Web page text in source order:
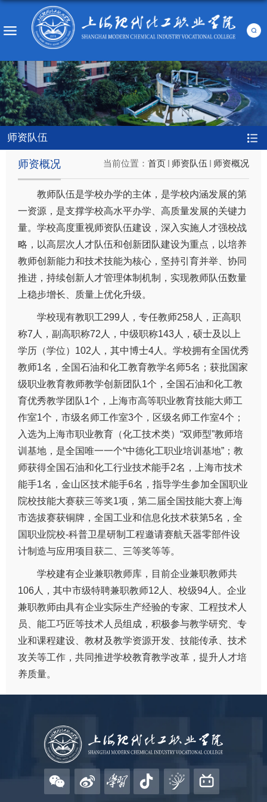
师资队伍
当前位置： 首页 师资队伍 师资概况
师资概况
教师队伍是学校办学的主体，是学校内涵发展的第
一资源，是支撑学校高水平办学、高质量发展的关键力
量。学校高度重视师资队伍建设，深入实施人才强校战
略，以高层次人才队伍和创新团队建设为重点，以培养
教师创新能力和技术技能为核心，坚持引育并举、协同
推进，持续创新人才管理体制机制，实现教师队伍数量
上稳步增长、质量上优化升级。
学校现有教职工299人，专任教师258人，正高职
称7人，副高职称72人，中级职称143人，硕士及以上
学历（学位）102人，其中博士4人。学校拥有全国优秀
教师1名，全国石油和化工教育教学名师5名；获批国家
级职业教育教师教学创新团队1个，全国石油和化工教
育优秀教学团队1个，上海市高等职业教育技能大师工
作室1个，市级名师工作室3个，区级名师工作室4个；
入选为上海市职业教育（化工技术类）“双师型”教师培
训基地，是全国唯一一个“中德化工职业培训基地”；教
师获得全国石油和化工行业技术能手2名，上海市技术
能手1名，金山区技术能手6名，指导学生参加全国职业
院校技能大赛获三等奖1项，第二届全国技能大赛上海
市选拔赛获铜牌，全国工业和信息化技术获第5名，全
国职业院校-科普卫星研制工程邀请赛航天器零部件设
计制造与应用项目获二、三等奖等等。
学校建有企业兼职教师库，目前企业兼职教师共
106人，其中市级特聘兼职教师12人、校级94人。企业
兼职教师由具有企业实际生产经验的专家、工程技术人
员、能工巧匠等技术人员组成，积极参与教学研究、专
业和课程建设、教材及教学资源开发、技能传承、技术
攻关等工作，共同推进学校教育教学改革，提升人才培
养质量。